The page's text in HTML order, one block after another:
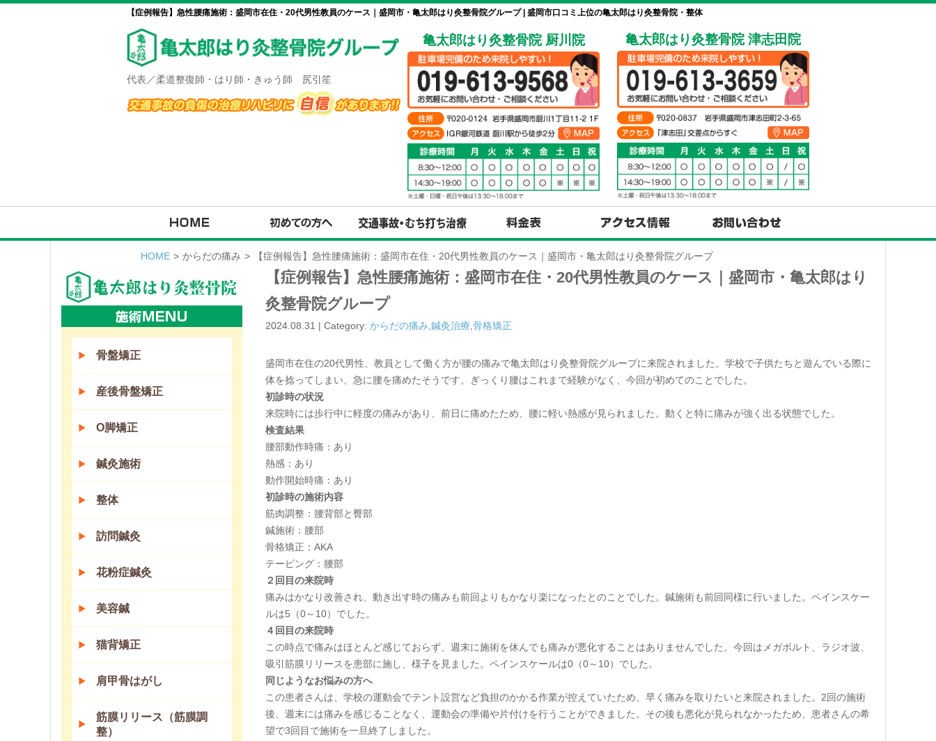
【症例報告】急性腰痛施術：盛岡市在住・20代男性教員のケース｜盛岡市・亀太郎はり灸整骨院グループ | 盛岡市口コミ上位の亀太郎はり灸整骨院・整体
代表／柔道整復師・はり師・きゅう師 尻引笙
亀太郎はり灸整骨院 厨川院 亀太郎はり灸整骨院 津志田院
HOME > からだの痛み > 【症例報告】急性腰痛施術：盛岡市在住・20代男性教員のケース｜盛岡市・亀太郎はり灸整骨院グループ
【症例報告】急性腰痛施術：盛岡市在住・20代男性教員のケース｜盛岡市・亀太郎はり
灸整骨院グループ
2024.08.31 | Category: からだの痛み 鍼灸治療 骨格矯正
盛岡市在住の20代男性、教員として働く方が腰の痛みで亀太郎はり灸整骨院グループに来院されました。学校で子供たちと遊んでいる際に
体を捻ってしまい、急に腰を痛めたそうです。ぎっくり腰はこれまで経験がなく、今回が初めてのことでした。
初診時の状況
来院時には歩行中に軽度の痛みがあり、前日に痛めたため、腰に軽い熱感が見られました。動くと特に痛みが強く出る状態でした。
検査結果
腰部動作時痛：あり
熱感：あり
動作開始時痛：あり
初診時の施術内容
筋肉調整：腰背部と臀部
鍼施術：腰部
骨格矯正：AKA
テーピング：腰部
２回目の来院時
痛みはかなり改善され、動き出す時の痛みも前回よりもかなり楽になったとのことでした。鍼施術も前回同様に行いました。ペインスケー
ルは5（0～10）でした。
４回目の来院時
この時点で痛みはほとんど感じておらず、週末に施術を休んでも痛みが悪化することはありませんでした。今回はメガボルト、ラジオ波、
吸引筋膜リリースを患部に施し、様子を見ました。ペインスケールは0（0～10）でした。
同じようなお悩みの方へ
この患者さんは、学校の運動会でテント設営など負担のかかる作業が控えていたため、早く痛みを取りたいと来院されました。2回の施術
後、週末には痛みを感じることなく、運動会の準備や片付けを行うことができました。その後も悪化が見られなかったため、患者さんの希
望で3回目で施術を一旦終了しました。
骨盤矯正
産後骨盤矯正
O脚矯正
鍼灸施術
整体
訪問鍼灸
花粉症鍼灸
美容鍼
猫背矯正
肩甲骨はがし
筋膜リリース（筋膜調
整）